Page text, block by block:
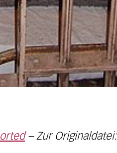
– Zur Originaldatei: